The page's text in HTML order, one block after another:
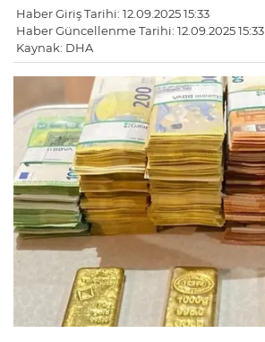
Haber Giriş Tarihi: 12.09.2025 15:33
Haber Güncellenme Tarihi: 12.09.2025 15:33
Kaynak: DHA